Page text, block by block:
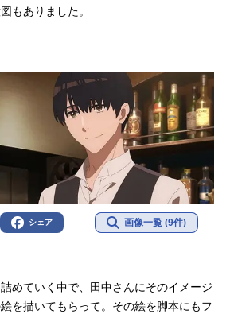
もありました。
シェア 画像一覧 (9件)
めていく中で、田中さんにそのイメージ
を描いてもらって。その絵を脚本にもフ